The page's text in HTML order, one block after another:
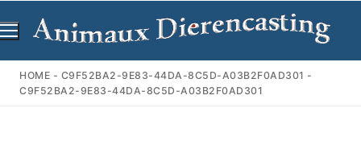
naar
inhoud
HOME - C9F52BA2-9E83-44DA-8C5D-A03B2F0AD301 -
C9F52BA2-9E83-44DA-8C5D-A03B2F0AD301